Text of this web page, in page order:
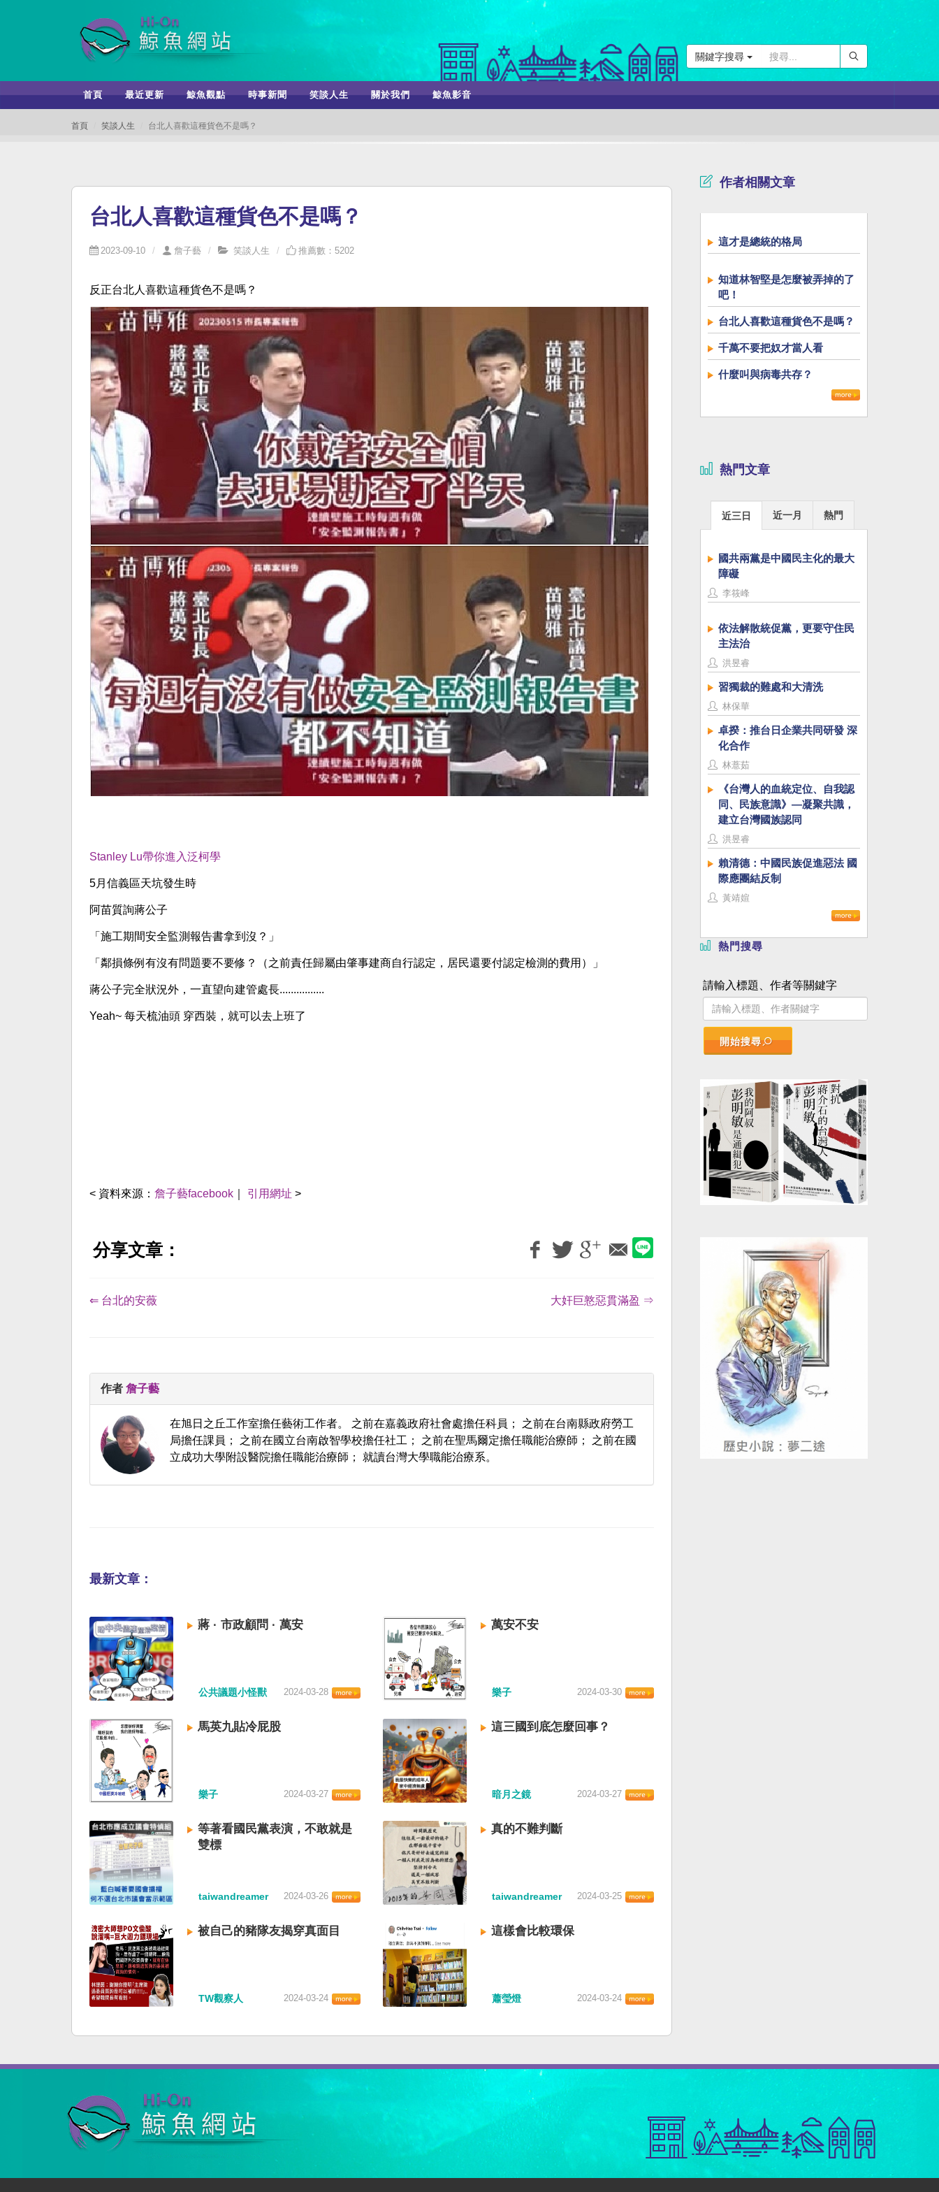
關鍵字搜尋
首頁 最近更新 鯨魚觀點 時事新聞 笑談人生 關於我們 鯨魚影音
首頁 笑談人生 台北人喜歡這種貨色不是嗎？
台北人喜歡這種貨色不是嗎？
2023-09-10 詹子藝 笑談人生 推薦數：5202
反正台北人喜歡這種貨色不是嗎？
Stanley Lu帶你進入泛柯學
5月信義區天坑發生時
阿苗質詢蔣公子
「施工期間安全監測報告書拿到沒？」
「鄰損條例有沒有問題要不要修？（之前責任歸屬由肇事建商自行認定，居民還要付認定檢測的費用）」
蔣公子完全狀況外，一直望向建管處長................
Yeah~ 每天梳油頭 穿西裝，就可以去上班了
< 資料來源： 詹子藝facebook 引用網址 >
分享文章：
⇐ 台北的安薇 大奸巨憝惡貫滿盈 ⇒
作者 詹子藝
在旭日之丘工作室擔任藝術工作者。 之前在嘉義政府社會處擔任科員； 之前在台南縣政府勞工
局擔任課員； 之前在國立台南啟智學校擔任社工； 之前在聖馬爾定擔任職能治療師； 之前在國
立成功大學附設醫院擔任職能治療師； 就讀台灣大學職能治療系。
最新文章：
蔣 · 市政顧問 · 萬安
公共議題小怪獸 2024-03-28
萬安不安
樂子 2024-03-30
馬英九貼冷屁股
樂子 2024-03-27
這三國到底怎麼回事？
暗月之鏡 2024-03-27
等著看國民黨表演，不敢就是
雙標
taiwandreamer 2024-03-26
真的不難判斷
taiwandreamer 2024-03-25
被自己的豬隊友揭穿真面目
TW觀察人 2024-03-24
這樣會比較環保
蕭瑩燈 2024-03-24
作者相關文章
這才是總統的格局
知道林智堅是怎麼被弄掉的了
吧！
台北人喜歡這種貨色不是嗎？
千萬不要把奴才當人看
什麼叫與病毒共存？
熱門文章
近三日 近一月 熱門
國共兩黨是中國民主化的最大
障礙
李筱峰
依法解散統促黨，更要守住民
主法治
洪昱睿
習獨裁的難處和大清洗
林保華
卓揆：推台日企業共同研發 深
化合作
林薏茹
《台灣人的血統定位、自我認
同、民族意識》—凝聚共識，
建立台灣國族認同
洪昱睿
賴清德：中國民族促進惡法 國
際應團結反制
黃靖媗
熱門搜尋
請輸入標題、作者等關鍵字
開始搜尋